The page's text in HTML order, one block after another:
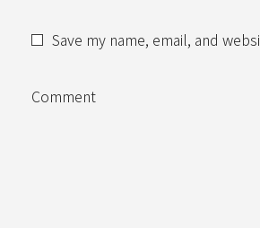
Save my name, email, and
Comment